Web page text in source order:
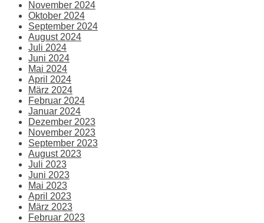
November 2024
Oktober 2024
September 2024
August 2024
Juli 2024
Juni 2024
Mai 2024
April 2024
März 2024
Februar 2024
Januar 2024
Dezember 2023
November 2023
September 2023
August 2023
Juli 2023
Juni 2023
Mai 2023
April 2023
März 2023
Februar 2023